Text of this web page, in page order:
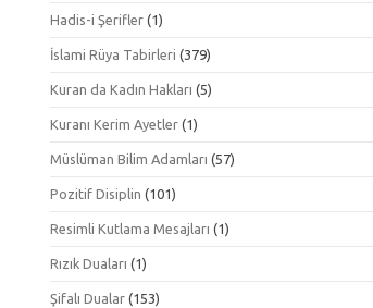
Hadis-i Şerifler (1)
İslami Rüya Tabirleri (379)
Kuran da Kadın Hakları (5)
Kuranı Kerim Ayetler (1)
Müslüman Bilim Adamları (57)
Pozitif Disiplin (101)
Resimli Kutlama Mesajları (1)
Rızık Duaları (1)
Şifalı Dualar (153)